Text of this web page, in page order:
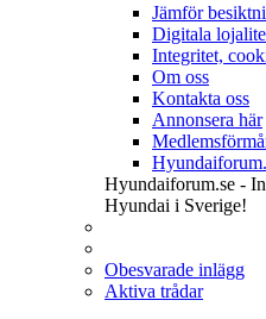
Jämför
Digitala
Integritet,
Om oss
Kontakta oss
Annonsera här
Hyundaiforum.se -
Hyundai i Sverige!
Obesvarade inlägg
Aktiva trådar